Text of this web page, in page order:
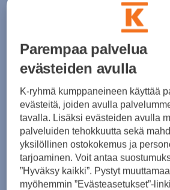
April 2026(9)
March 2026 (8)
February 2026(5)
January 2026
December 2025
(8)
November 2025(7)
October 2025(8)
September 2025 (5)
August 2025(6)
July 2025(7)
June 2025(7)
May 2025(6)
Parempaa palvelua
evästeiden avulla
K-ryhmä kumppaneineen käyttää
evästeitä, joiden avulla
tavalla. Lisäksi evästeiden avulla
palveluiden tehokkuutta sekä
yksilöllinen ostokokemus ja
tarjoaminen. Voit antaa
”Hyväksy kaikki”. Pystyt
myöhemmin ”Evästeasetukset”-